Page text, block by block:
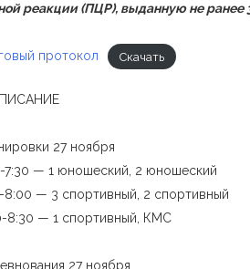
реакции (ПЦР), выданную не ранее
протокол Скачать
27 ноября
7:30 — 1 юношеский, 2 юношеский
8:00 — 3 спортивный, 2 спортивный
8:30 — 1 спортивный, КМС
27 ноября